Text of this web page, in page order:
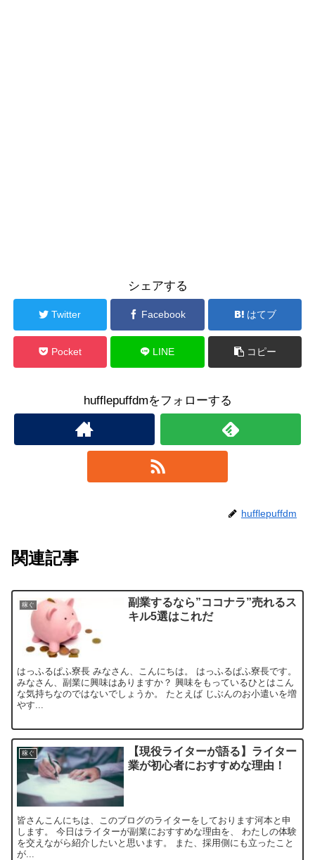
シェアする
Twitter Facebook はてブ
Pocket LINE コピー
hufflepuffdmをフォローする
hufflepuffdm
関連記事
稼ぐ
副業するなら”ココナラ”売れるス
キル5選はこれだ
はっふるぱふ寮長 みなさん、こんにちは。 はっふるぱふ寮長です。
みなさん、副業に興味はありますか？ 興味をもっているひとはこん
な気持ちなのではないでしょうか。 たとえば じぶんのお小遣いを増
やす...
稼ぐ
【現役ライターが語る】ライター
業が初心者におすすめな理由！
皆さんこんにちは、このブログのライターをしております河本と申
します。 今日はライターが副業におすすめな理由を、 わたしの体験
を交えながら紹介したいと思います。 また、採用側にも立ったこと
が...